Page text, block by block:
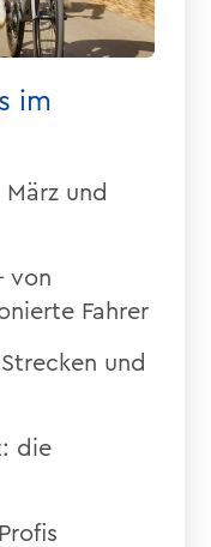
im
und
von
Fahrer
und
die